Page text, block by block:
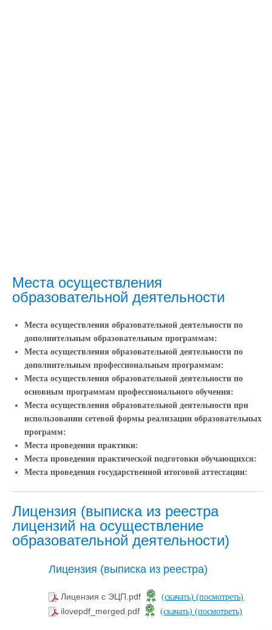
Места осуществления
образовательной деятельности
Места осуществления образовательной деятельности по
дополнительным образовательным программам:
Места осуществления образовательной деятельности по
дополнительным профессиональным программам:
Места осуществления образовательной деятельности по
основным программам профессионального обучения:
Места осуществления образовательной деятельности при
использовании сетевой формы реализации образовательных
программ:
Места проведения практики:
Места проведения практической подготовки обучающихся:
Места проведения государственной итоговой аттестации:
Лицензия (выписка из реестра
лицензий на осуществление
образовательной деятельности)
Лицензия (выписка из реестра)
Лицензия с ЭЦП.pdf (скачать) (посмотреть)
ilovepdf_merged.pdf (скачать) (посмотреть)